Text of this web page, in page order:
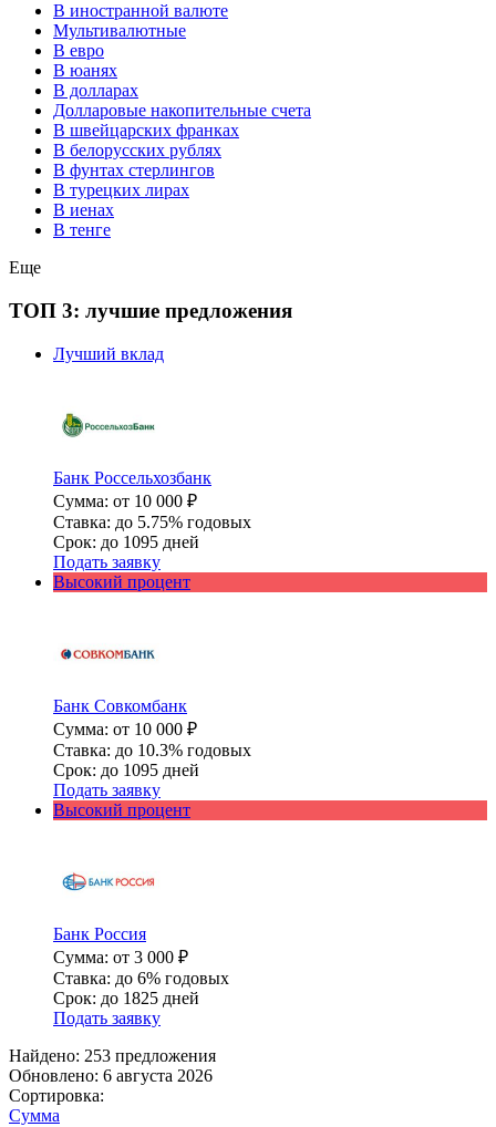
В иностранной валюте
Мультивалютные
В евро
В юанях
В долларах
Долларовые накопительные счета
В швейцарских франках
В белорусских рублях
В фунтах стерлингов
В турецких лирах
В иенах
В тенге
Еще
ТОП 3: лучшие предложения
Лучший вклад
Банк Россельхозбанк
Сумма: от 10 000 ₽
Ставка: до 5.75% годовых
Срок: до 1095 дней
Подать заявку
Высокий процент
Банк Совкомбанк
Сумма: от 10 000 ₽
Ставка: до 10.3% годовых
Срок: до 1095 дней
Подать заявку
Высокий процент
Банк Россия
Сумма: от 3 000 ₽
Ставка: до 6% годовых
Срок: до 1825 дней
Подать заявку
Найдено: 253 предложения
Обновлено: 6 августа 2026
Сортировка:
Сумма